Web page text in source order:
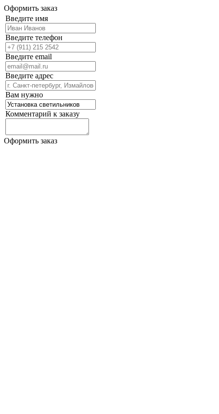
Оформить заказ
Введите имя
Введите телефон
Введите email
Введите адрес
Вам нужно
Комментарий к заказу
Оформить заказ